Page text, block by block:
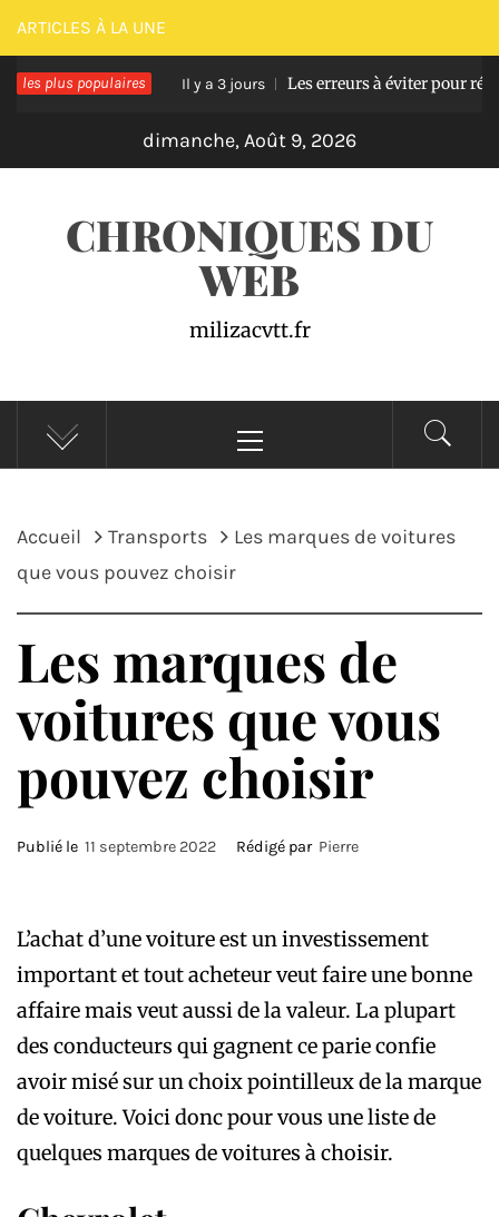
Passer
au
contenu
ARTICLES À LA UNE
les plus populaires
en bois Il y a 3 jours Les erreurs à éviter pour réussir une
dimanche, Août 9, 2026
CHRONIQUES DU
WEB
milizacvtt.fr
principal
Accueil Transports
Les marques de voitures
que vous pouvez choisir
Les marques de
voitures que vous
pouvez choisir
Publié le 11 septembre 2022 Rédigé par Pierre
L’achat d’une voiture est un investissement
important et tout acheteur veut faire une bonne
affaire mais veut aussi de la valeur. La plupart
des conducteurs qui gagnent ce parie confie
avoir misé sur un choix pointilleux de la marque
de voiture. Voici donc pour vous une liste de
quelques marques de voitures à choisir.